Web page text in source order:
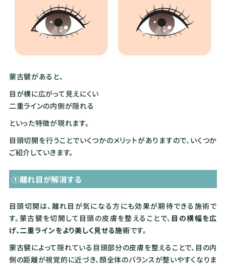
蒙古襞があると、
目が横に広がって見えにくい
二重ラインの内側が隠れる
といった特徴が現れます。
目頭切開を行うことでいくつかのメリットがありますので、いくつか
ご紹介していきます。
①離れ目が解消する
目頭切開は、離れ目が気になる方にも効果が期待できる施術で
す。蒙古襞を切開して目頭の皮膚を整えることで、 目の横幅を広
げ、二重ラインをより美しく見せる施術です。
蒙古襞によって隠れている目頭部分の皮膚を整えることで、目の内
側の距離が視覚的に近づき、顔全体のバランスが整いやすくなりま